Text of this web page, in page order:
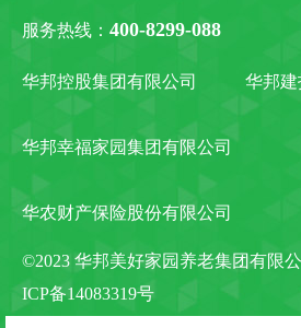
服务热线： 400-8299-088
华邦控股集团有限公司 华邦
华邦幸福家园集团有限公司
华农财产保险股份有限公司
©2023 华邦美好家园养老集团有限公
ICP备14083319号